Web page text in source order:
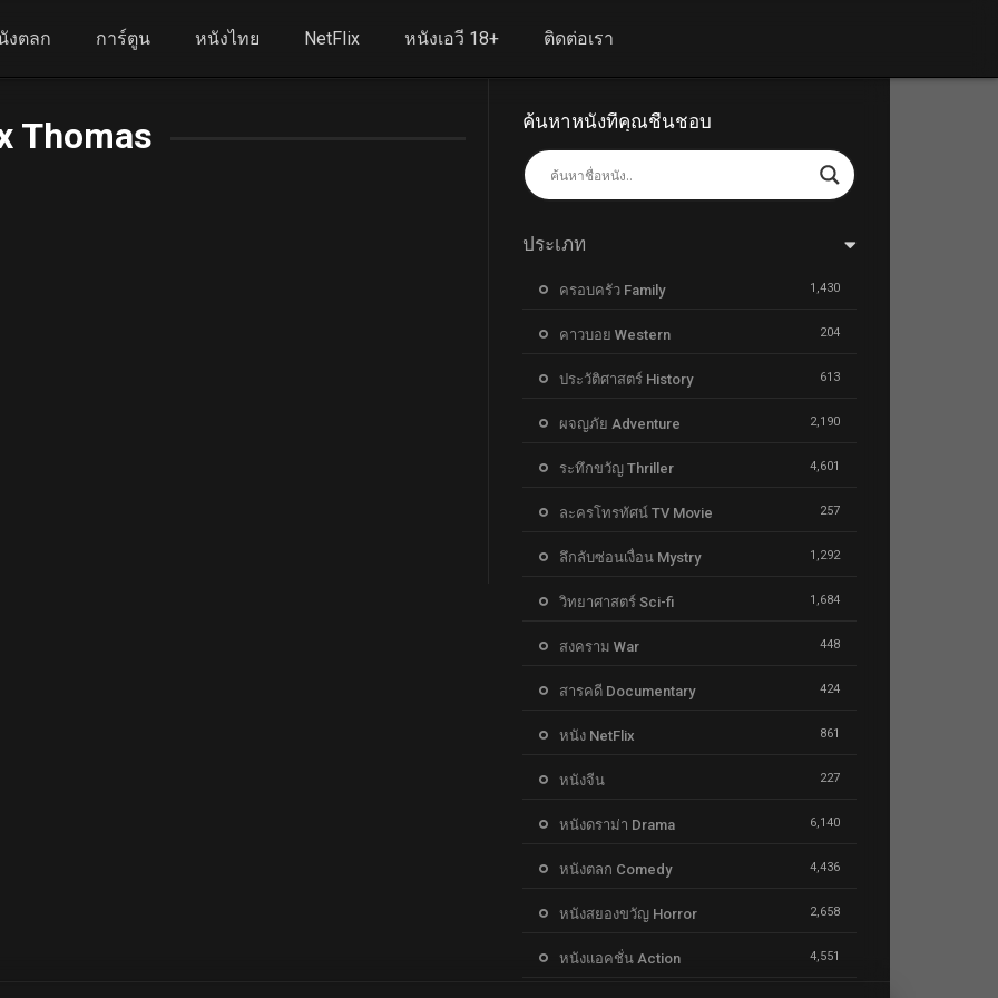
งตลก การ์ตูน หนังไทย NetFlix หนังเอวี 18+ ติดต่อเรา
Thomas ค้นหาหนังที่คุณชื่นชอบ
ประเภท
ครอบครัว Family 1,430
คาวบอย Western 204
ประวัติศาสตร์ History 613
ผจญภัย Adventure 2,190
ระทึกขวัญ Thriller 4,601
ละครโทรทัศน์ TV Movie 257
ลึกลับซ่อนเงื่อน Mystry 1,292
วิทยาศาสตร์ Sci-fi 1,684
สงคราม War 448
สารคดี Documentary 424
หนัง NetFlix 861
หนังจีน 227
หนังดราม่า Drama 6,140
หนังตลก Comedy 4,436
หนังสยองขวัญ Horror 2,658
หนังแอคชั่น Action 4,551